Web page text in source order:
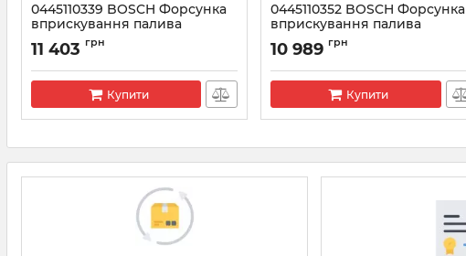
0445110339 BOSCH Форсунка
вприскування палива
Артикул: 0445110339
11 403 грн
Купити
0445110352 BOSCH Форсунка
вприскування палива
Артикул: 0445110352
10 989 грн
Купити